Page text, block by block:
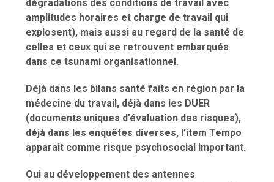
dégradations des conditions de travail avec
amplitudes horaires et charge de travail qui
explosent), mais aussi au regard de la santé de
celles et ceux qui se retrouvent embarqués
dans ce tsunami organisationnel.
Déjà dans les bilans santé faits en région par la
médecine du travail, déjà dans les DUER
(documents uniques d’évaluation des risques),
déjà dans les enquêtes diverses, l’item Tempo
apparait comme risque psychosocial important.
Oui au développement des antennes